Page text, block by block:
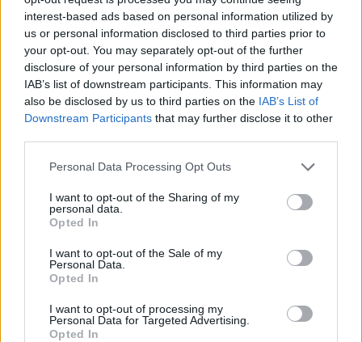
interest-based ads based on personal information utilized by
us or personal information disclosed to third parties prior to
your opt-out. You may separately opt-out of the further
disclosure of your personal information by third parties on the
IAB’s list of downstream participants. This information may
also be disclosed by us to third parties on the IAB’s List of
Downstream Participants that may further disclose it to other
Personal Data Processing Opt Outs
I want to opt-out of the Sharing of my
personal data.
Opted In
I want to opt-out of the Sale of my
Personal Data.
Opted In
I want to opt-out of processing my
Personal Data for Targeted Advertising.
Opted In
ToraBora A2.pdf (PDF, 9.1 MB)
Descargar
Comparte el documento
Enlace a esta página